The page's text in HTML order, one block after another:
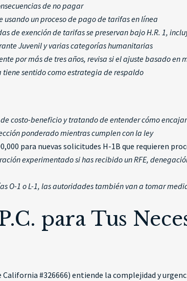
de no pagar
usando un proceso de pago de tarifas en línea
de exención de tarifas se preservan bajo H.R. 1,
Juvenil y varias categorías humanitarias
por más de tres años, revisa si el ajuste basado
tiene sentido como estrategia de respaldo
costo-beneficio y tratando de entender cómo
ponderado mientras cumplen con la ley
para nuevas solicitudes H-1B que requieren
experimentado si has recibido un RFE,
O-1 o L-1, las autoridades también van a tomar
para Tus
#326666) entiende la complejidad y